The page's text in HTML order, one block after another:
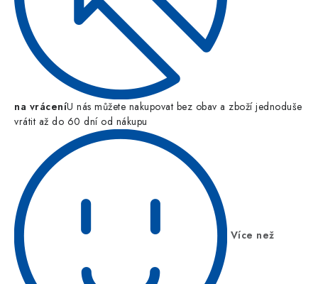
na vráceníU nás můžete nakupovat bez obav a zboží jednoduše
vrátit až do 60 dní od nákupu
Více než